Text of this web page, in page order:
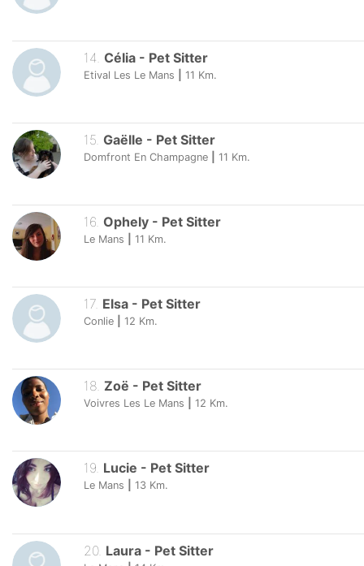
14 Célia - Pet Sitter
Etival Les Le Mans 11 Km.
15 Gaëlle - Pet Sitter
Domfront En Champagne 11 Km.
16 Ophely - Pet Sitter
Le Mans 11 Km.
17. Elsa - Pet Sitter
Conlie 12 Km.
18. Zoë - Pet Sitter
Voivres Les Le Mans 12 Km.
19. Lucie - Pet Sitter
Le Mans 13 Km.
20. Laura - Pet Sitter